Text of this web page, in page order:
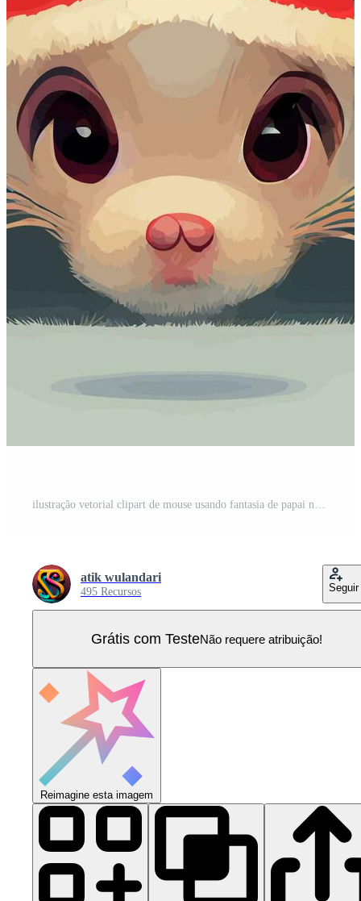
ilustração vetorial clipart de mouse usando fantasia de papai noel perfeita para ícone, cartão de natal ou edite seu design personalizado ou site Vetor Pro
atik wulandari
495 Recursos Seguir
Grátis com TesteNão requere atribuição!
Reimagine esta imagem